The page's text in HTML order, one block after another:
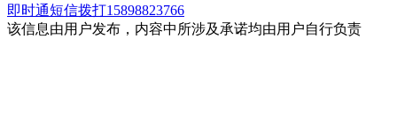
即时通短信拨打15898823766
该信息由用户发布，内容中所涉及承诺均由用户自行负责